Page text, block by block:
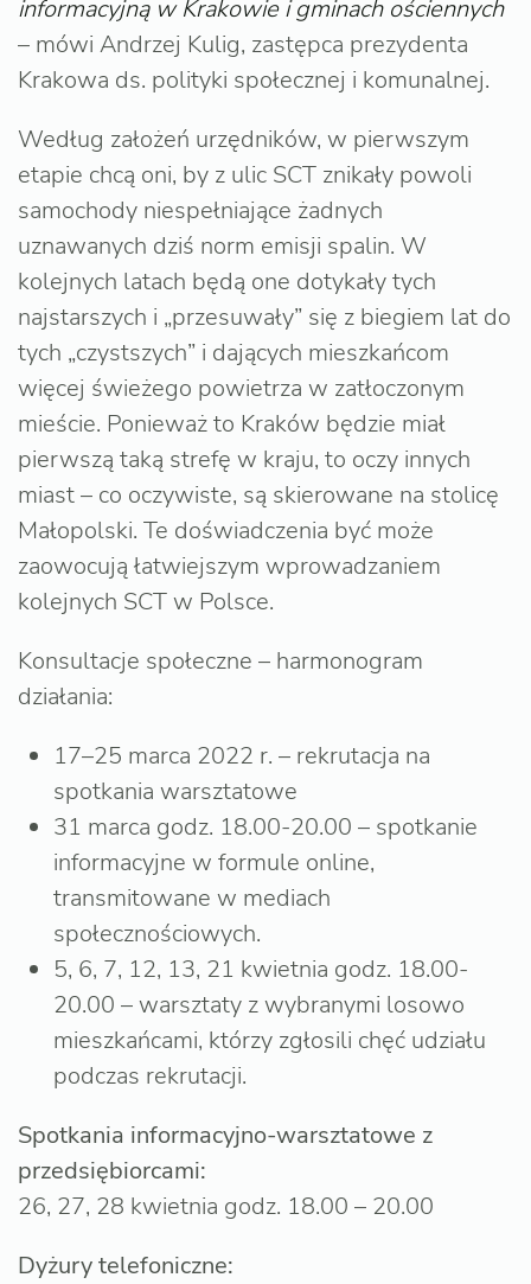
informacyjną w Krakowie i gminach ościennych
– mówi Andrzej Kulig, zastępca prezydenta
Krakowa ds. polityki społecznej i komunalnej.
Według założeń urzędników, w pierwszym
etapie chcą oni, by z ulic SCT znikały powoli
samochody niespełniające żadnych
uznawanych dziś norm emisji spalin. W
kolejnych latach będą one dotykały tych
najstarszych i „przesuwały” się z biegiem lat do
tych „czystszych” i dających mieszkańcom
więcej świeżego powietrza w zatłoczonym
mieście. Ponieważ to Kraków będzie miał
pierwszą taką strefę w kraju, to oczy innych
miast – co oczywiste, są skierowane na stolicę
Małopolski. Te doświadczenia być może
zaowocują łatwiejszym wprowadzaniem
kolejnych SCT w Polsce.
Konsultacje społeczne – harmonogram
działania:
17–25 marca 2022 r. – rekrutacja na
spotkania warsztatowe
31 marca godz. 18.00-20.00 – spotkanie
informacyjne w formule online,
transmitowane w mediach
społecznościowych.
5, 6, 7, 12, 13, 21 kwietnia godz. 18.00-
20.00 – warsztaty z wybranymi losowo
mieszkańcami, którzy zgłosili chęć udziału
podczas rekrutacji.
Spotkania informacyjno-warsztatowe z
przedsiębiorcami:
26, 27, 28 kwietnia godz. 18.00 – 20.00
Dyżury telefoniczne: